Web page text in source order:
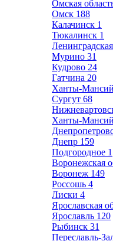
Омская
Омск 188
Калачинск 1
Тюкалинск 1
Мурино 31
Кудрово 24
Гатчина 20
Ханты-
Сургут 68
Ханты-
Днепр 159
Подгородное 1
Воронежская
Воронеж 149
Россошь 4
Лиски 4
Ярославская
Ярославль 120
Рыбинск 31
Переславль-